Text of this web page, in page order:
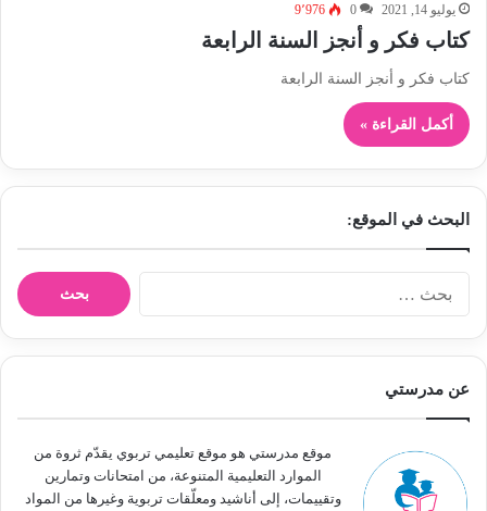
يوليو 14, 2021 0 9٬976
كتاب فكر و أنجز السنة الرابعة
كتاب فكر و أنجز السنة الرابعة
أكمل القراءة »
البحث في الموقع:
ن
عن مدرستي
موقع مدرستي هو موقع تعليمي تربوي يقدّم ثروة من
الموارد التعليمية المتنوعة، من امتحانات وتمارين
وتقييمات، إلى أناشيد ومعلّقات تربوية وغيرها من المواد